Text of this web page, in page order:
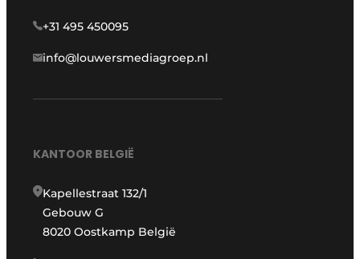
+31 495 450095
info@louwersmediagroep.nl
KANTOOR BELGIË
Kapellestraat 132/1
Gebouw G
8020 Oostkamp België